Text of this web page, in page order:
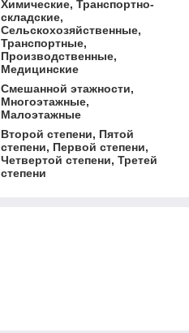
Химические, Транспортно-
складские,
Сельскохозяйственные,
Транспортные,
Производственные,
Медицинские
Смешанной этажности,
Многоэтажные,
Малоэтажные
Второй степени, Пятой
степени, Первой степени,
Четвертой степени, Третей
степени